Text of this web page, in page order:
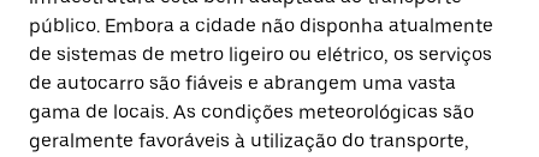
público. Embora a cidade não disponha atualmente
de sistemas de metro ligeiro ou elétrico, os serviços
de autocarro são fiáveis e abrangem uma vasta
gama de locais. As condições meteorológicas são
geralmente favoráveis à utilização do transporte,